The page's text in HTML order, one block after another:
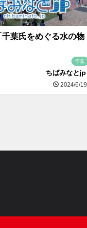
葉氏をめぐる水の物
千葉
ちばみなとjp
2024/6/19